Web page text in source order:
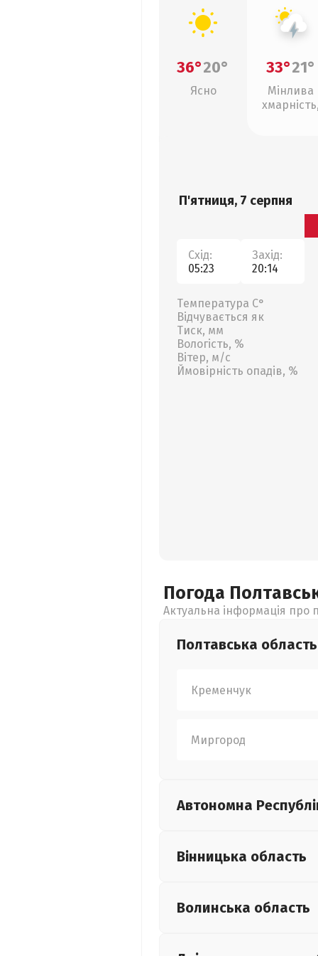
36°20°
Ясно
33°21°
Мінлива
П'ятниця, 7 серпня
Схід:
05:23
Захід:
20:14
Температура С°
Відчувається як
Тиск, мм
Вологість, %
Вітер, м/с
Ймовірність опадів, %
Погода
Актуальна інформація про
Полтавська область
Кременчук
Миргород
Автономна
Вінницька область
Волинська область